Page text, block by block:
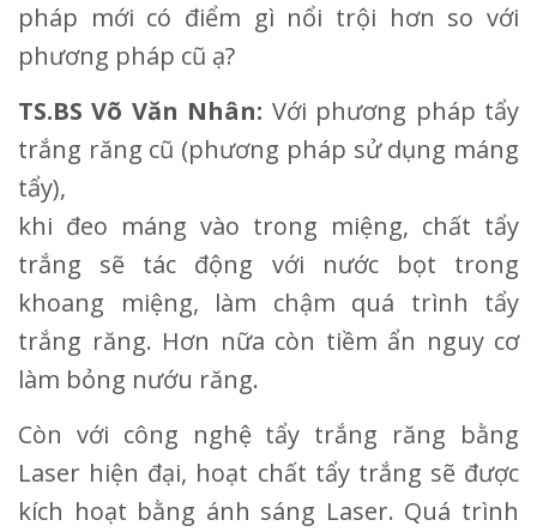
pháp mới có điểm gì nổi trội hơn so với
phương pháp cũ ạ?
TS.BS Võ Văn Nhân: Với phương pháp tẩy
trắng răng cũ (phương pháp sử dụng máng
tẩy),
khi đeo máng vào trong miệng, chất tẩy
trắng sẽ tác động với nước bọt trong
khoang miệng, làm chậm quá trình tẩy
trắng răng. Hơn nữa còn tiềm ẩn nguy cơ
làm bỏng nướu răng.
Còn với công nghệ tẩy trắng răng bằng
Laser hiện đại, hoạt chất tẩy trắng sẽ được
kích hoạt bằng ánh sáng Laser. Quá trình